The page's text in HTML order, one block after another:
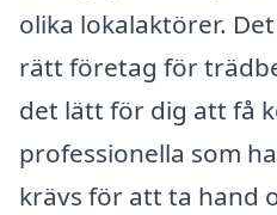
olika lokalaktörer.
rätt företag för
det lätt för dig att få
professionella som
krävs för att ta hand